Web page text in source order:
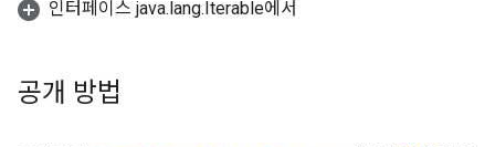
인터페이스 java.lang.Iterable에서
공개 방법